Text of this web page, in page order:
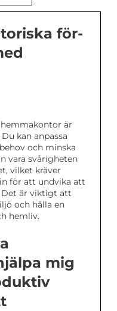
för-
är
kan anpassa
och minska
vara svårigheten
vilket kräver
för att undvika att
Det är viktigt att
och hålla en
hemliv.
mig